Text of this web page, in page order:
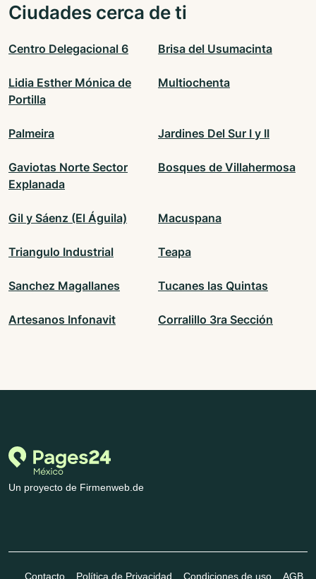
Ciudades cerca de ti
Centro Delegacional 6 Brisa del Usumacinta
Lidia Esther Mónica de
Portilla
Multiochenta
Palmeira Jardines Del Sur I y II
Gaviotas Norte Sector
Explanada
Bosques de Villahermosa
Gil y Sáenz (El Águila) Macuspana
Triangulo Industrial Teapa
Sanchez Magallanes Tucanes las Quintas
Artesanos Infonavit Corralillo 3ra Sección
Un proyecto de Firmenweb.de
Contacto Política de Privacidad Condiciones de uso AGB